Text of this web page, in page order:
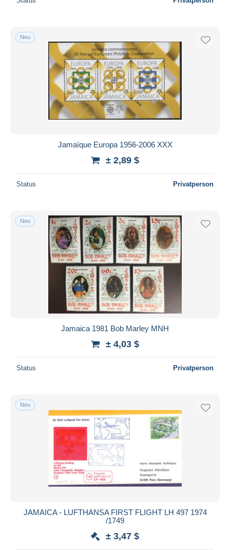
Neu
Jamaïque Europa 1956-2006 XXX
± 2,89 $
Status Privatperson
Neu
Jamaica 1981 Bob Marley MNH
± 4,03 $
Status Privatperson
Neu
JAMAICA - LUFTHANSA FIRST FLIGHT LH 497 1974
/1749
± 3,47 $